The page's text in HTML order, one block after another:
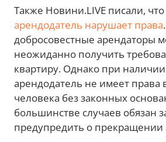
Также Новини.LIVE писали, что
арендодатель нарушает права
добросовестные арендаторы
неожиданно получить
квартиру. Однако при
арендодатель не имеет права
человека без законных
большинстве случаев обязан
предупредить о